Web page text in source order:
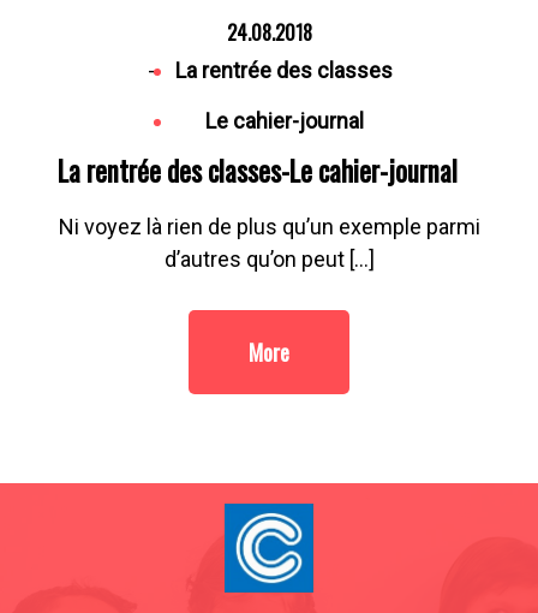
24.08.2018
-
La rentrée des classes
Le cahier-journal
La rentrée des classes-Le cahier-journal
Ni voyez là rien de plus qu’un exemple parmi
d’autres qu’on peut […]
More